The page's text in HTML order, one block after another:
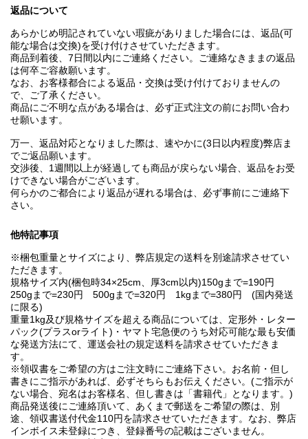
返品について
あらかじめ明記されていない瑕疵がありました場合には、返品(可
能な場合は交換)を受け付けさせていただきます。
商品到着後、7日間以内にご連絡ください。ご連絡なきままの返品
は何卒ご容赦願います。
なお、お客様都合による返品・交換は受け付けておりませんの
で、ご了承ください。
商品にご不明な点がある場合は、必ず正式注文の前にお問い合わ
せ願います。
万一、返品対応となりました際は、速やかに(3日以内程度)弊店ま
でご返品願います。
交渉後、1週間以上が経過しても商品が戻らない場合、返品をお受
けできない場合がございます。
何らかのご都合により返品が遅れる場合は、必ず事前にご連絡下
さい。
他特記事項
※梱包重量とサイズにより、弊店規定の送料を別途請求させてい
ただきます。
規格サイズ内(梱包時34×25cm、厚3cm以内)150gまで=190円
250gまで=230円 500gまで=320円 1kgまで=380円 (国内発送
に限る)
重量1kg及び規格サイズを超える商品については、定形外・レター
パック(プラスorライト)・ヤマト宅急便のうち対応可能な最も安価
な発送方法にて、運送会社の規定送料を請求させていただきま
す。
※領収書をご希望の方はご注文時にご連絡下さい。お名前・但し
書きにご指示があれば、必ずそちらもお伝えください。(ご指示が
ない場合、宛名はお客様名、但し書きは「書籍代」となります。)
商品発送後にご連絡頂いて、あくまで郵送をご希望の際は、別
途、領収書送付代金110円を請求させていただきます。なお、弊店
インボイス未登録につき、登録番号の記載はございません。